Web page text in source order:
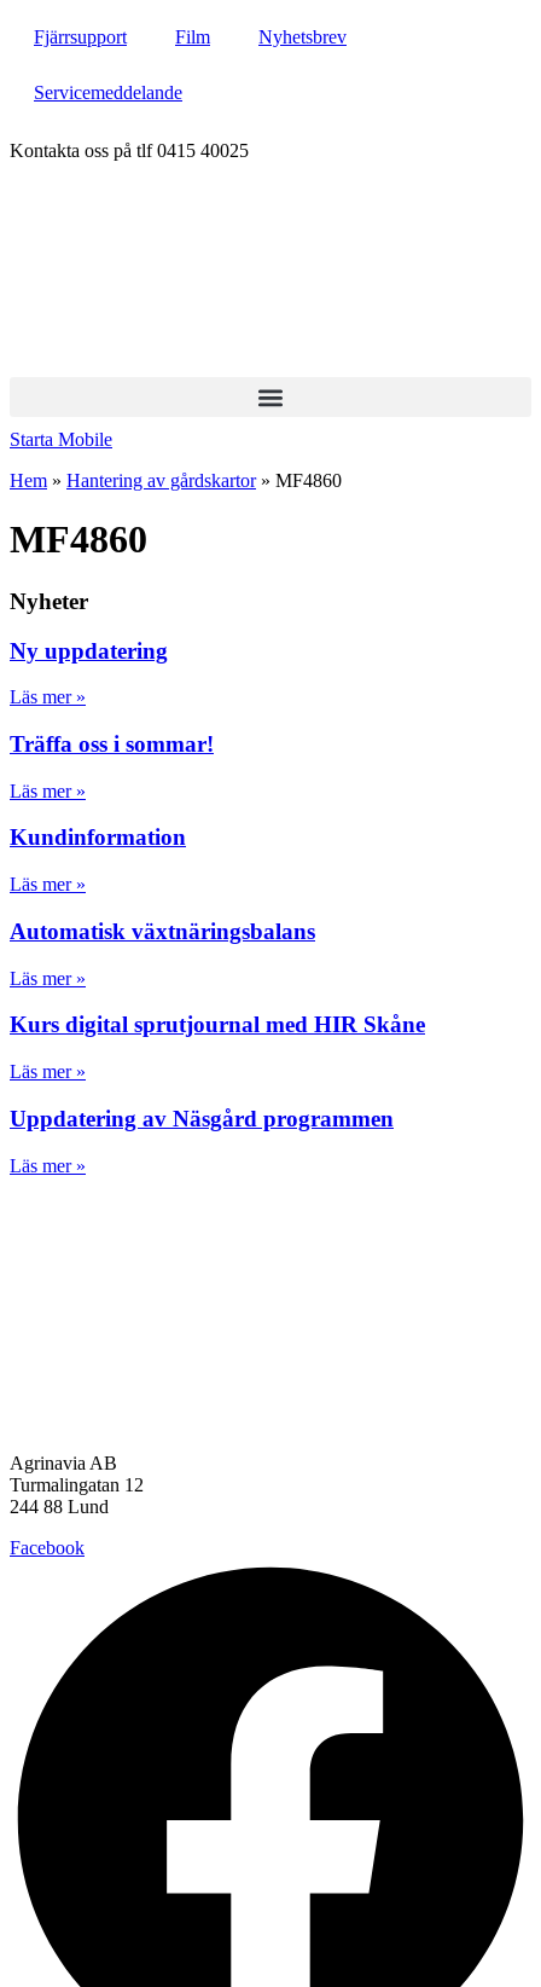
Fjärrsupport Film Nyhetsbrev
Servicemeddelande
Kontakta oss på tlf 0415 40025
Starta Mobile
Hem » Hantering av gårdskartor» MF4860
MF4860
Nyheter
Ny uppdatering
Läs mer »
Träffa oss i sommar!
Läs mer »
Kundinformation
Läs mer »
Automatisk växtnäringsbalans
Läs mer »
Kurs digital sprutjournal med HIR Skåne
Läs mer »
Uppdatering av Näsgård programmen
Läs mer »
Agrinavia AB
Turmalingatan 12
244 88 Lund
Facebook